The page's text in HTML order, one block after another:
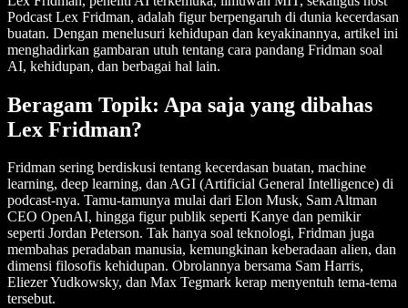
Podcast Lex Fridman, adalah figur berpengaruh di dunia kecerdasan
buatan. Dengan menelusuri kehidupan dan keyakinannya, artikel ini
menghadirkan gambaran utuh tentang cara pandang Fridman soal
AI, kehidupan, dan berbagai hal lain.
Beragam Topik: Apa saja yang dibahas
Lex Fridman?
Fridman sering berdiskusi tentang kecerdasan buatan, machine
learning, deep learning, dan AGI (Artificial General Intelligence) di
podcast-nya. Tamu-tamunya mulai dari Elon Musk, Sam Altman
CEO OpenAI, hingga figur publik seperti Kanye dan pemikir
seperti Jordan Peterson. Tak hanya soal teknologi, Fridman juga
membahas peradaban manusia, kemungkinan keberadaan alien, dan
dimensi filosofis kehidupan. Obrolannya bersama Sam Harris,
Eliezer Yudkowsky, dan Max Tegmark kerap menyentuh tema-tema
tersebut.